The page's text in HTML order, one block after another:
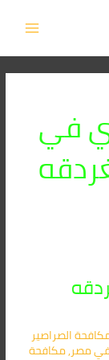
في
الصراصير​
في مصر,مكافحة